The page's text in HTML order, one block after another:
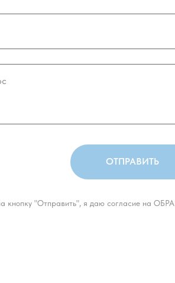
ОТПРАВИТЬ
кнопку "Отправить", я даю согласие на